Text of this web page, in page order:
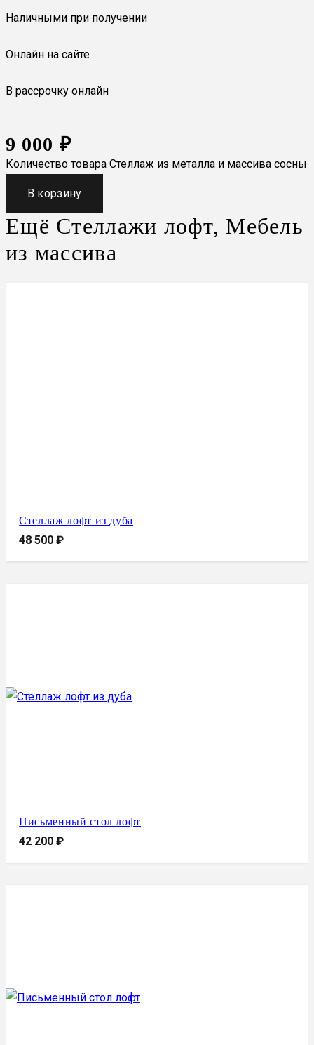
Наличными при получении
Онлайн на сайте
В рассрочку онлайн
9 000 ₽
Количество товара Стеллаж из металла и массива сосны
В корзину
Ещё Стеллажи лофт, Мебель
из массива
Стеллаж лофт из дуба
48 500₽
Письменный стол лофт
42 200₽